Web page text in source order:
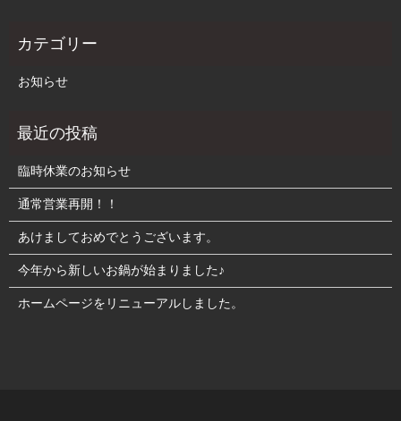
お知らせ
臨時休業のお知らせ
通常営業再開！！
あけましておめでとうございます。
今年から新しいお鍋が始まりました♪
ホームページをリニューアルしました。